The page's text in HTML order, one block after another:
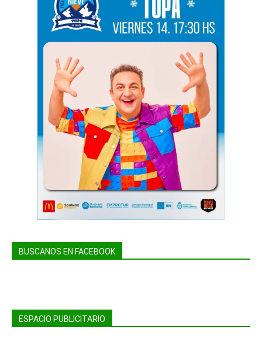
BUSCANOS EN FACEBOOK
ESPACIO PUBLICITARIO